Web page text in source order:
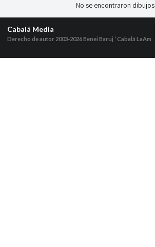
No se encontraron dibujos
Cabalá Media
Derecho de autor 2003-2026Benei Baruj ‘ Cabalá LaAm